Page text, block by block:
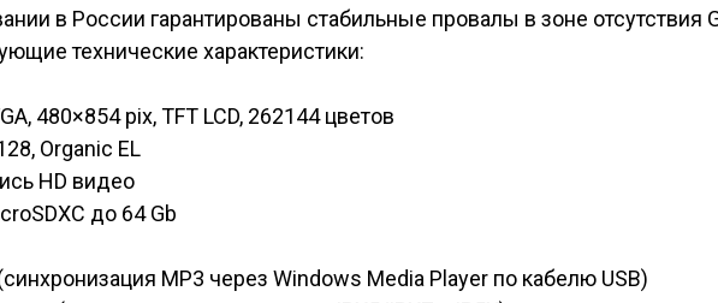
в России гарантированы стабильные провалы в зоне отсутствия
технические характеристики:
480×854 pix, TFT LCD, 262144 цветов
Organic EL
HD видео
до 64 Gb
MP3 через Windows Media Player по кабелю USB)